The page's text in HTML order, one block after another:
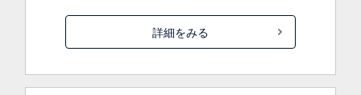
詳細をみる